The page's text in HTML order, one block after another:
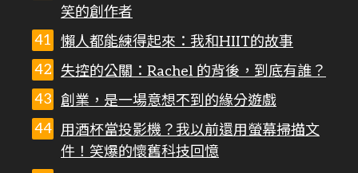
笑的創作者
懶人都能練得起來：我和HIIT的故事
失控的公關：Rachel 的背後，到底有誰？
創業，是一場意想不到的緣分遊戲
用酒杯當投影機？我以前還用螢幕掃描文
件！笑爆的懷舊科技回憶